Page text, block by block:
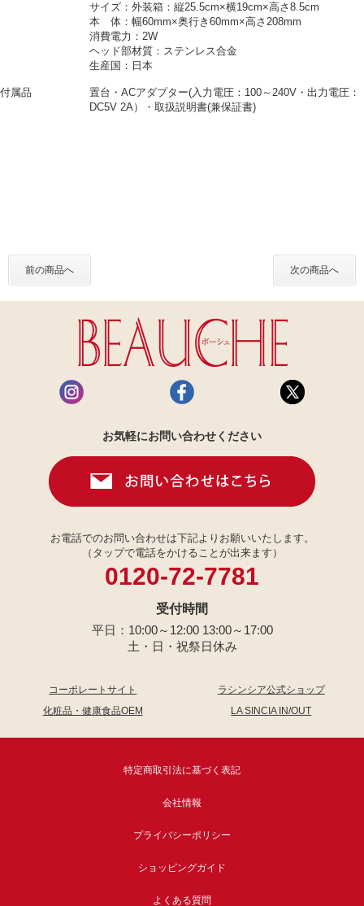
サイズ：外装箱：縦25.5cm×横19cm×高さ8.5cm
本 体：幅60mm×奥行き60mm×高さ208mm
消費電力：2W
ヘッド部材質：ステンレス合金
生産国：日本
付属品
置台・ACアダプター(入力電圧：100～240V・出力電圧：
DC5V 2A）・取扱説明書(兼保証書)
前の商品へ 次の商品へ
お気軽にお問い合わせください
お電話でのお問い合わせは下記よりお願いいたします。
（タップで電話をかけることが出来ます）
0120-72-7781
受付時間
平日：10:00～12:00 13:00～17:00
土・日・祝祭日休み
コーポレートサイト
ラシンシア公式ショップ
化粧品・健康食品OEM
LA SINCIA IN/OUT
特定商取引法に基づく表記
会社情報
プライバシーポリシー
ショッピングガイド
よくある質問